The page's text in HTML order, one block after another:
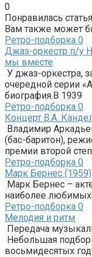
0
Понравилась
Вам также может
Ретро-подборка 0
Джаз-оркестр п/у
мы вместе
У джаз-оркестра,
очередной серии
биография.В 1939
Ретро-подборка 0
Концерт В.А.
Владимир
(бас-баритон),
премии второй
Ретро-подборка 0
Марк Бернес (1959)
Марк Бернес –
наиболее любимых
Ретро-подборка 0
Мелодия и ритм
Передача
Небольшая
восьмидесятых